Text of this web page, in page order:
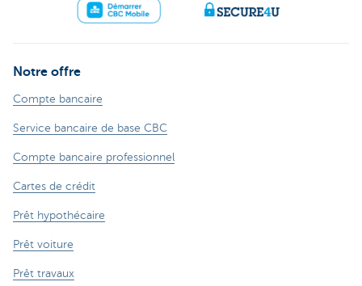
Notre offre
Compte bancaire
Service bancaire de base CBC
Compte bancaire professionnel
Cartes de crédit
Prêt hypothécaire
Prêt voiture
Prêt travaux